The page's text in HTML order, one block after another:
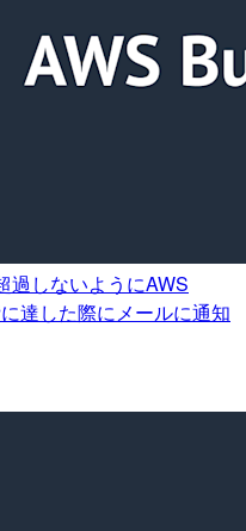
過しないようにAWS
達した際にメールに通知